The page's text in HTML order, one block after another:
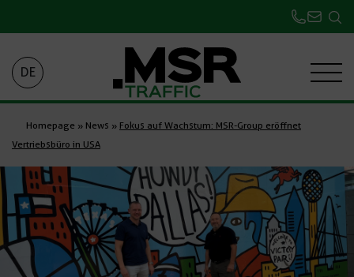
DE
Homepage » News » Fokus auf Wachstum: MSR-Group eröffnet
Vertriebsbüro in USA